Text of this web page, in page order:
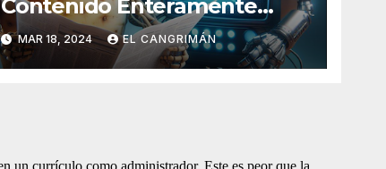
Contenido Enteramente
Generado Por Inteligencia
Artificial
MAR 18, 2024 EL CANGRIMÁN